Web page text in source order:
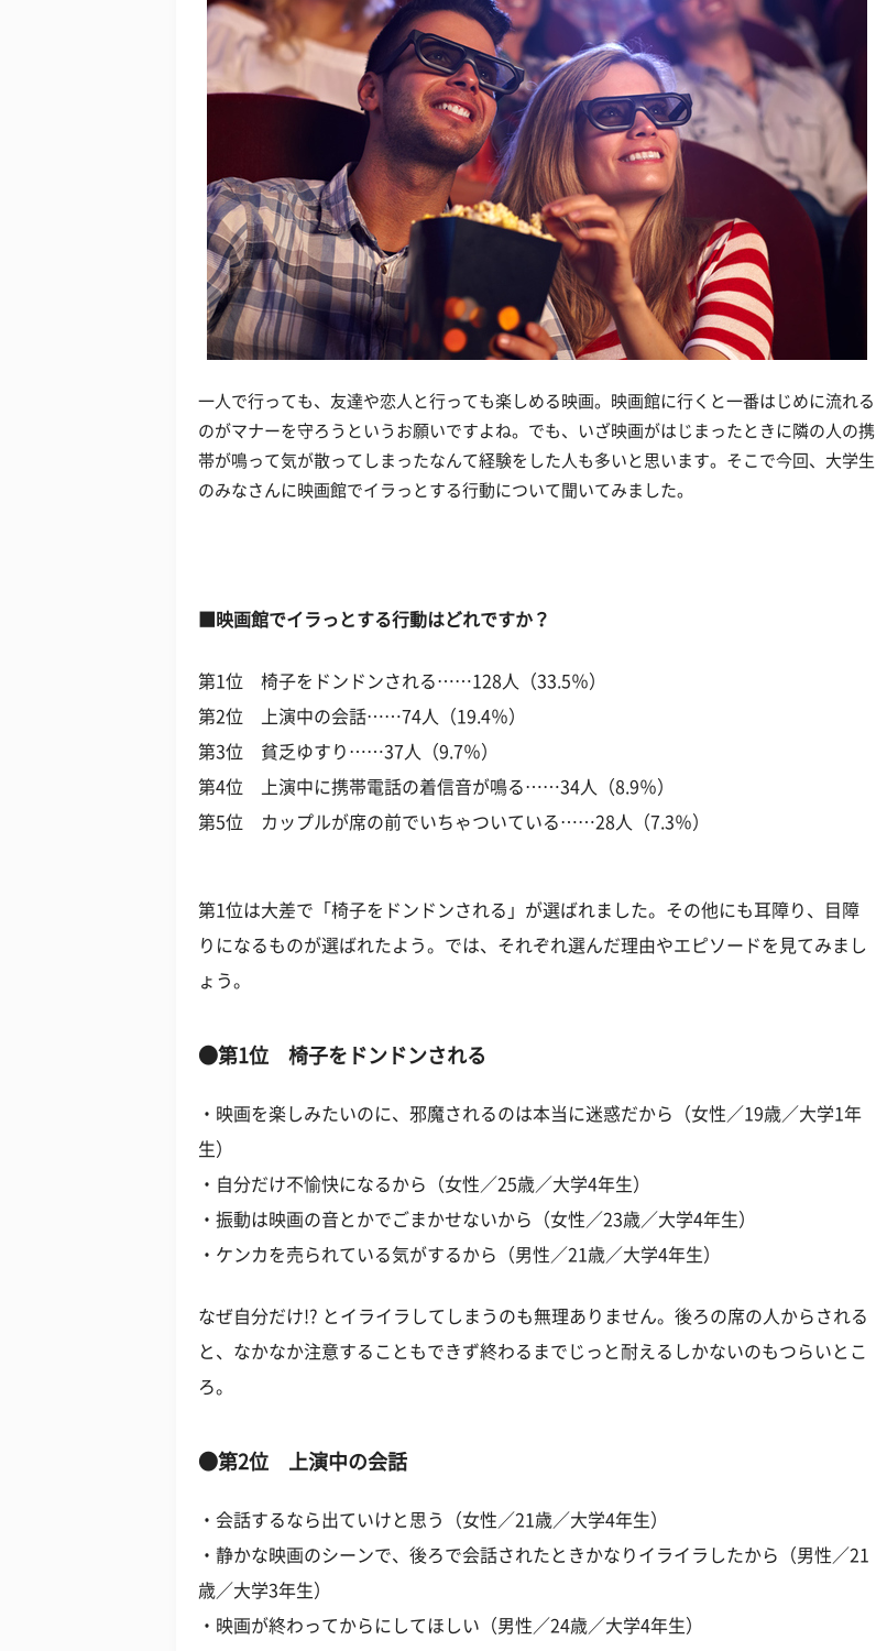
一人で行っても、友達や恋人と行っても楽しめる映画。映画館に行くと一番はじめに流れる
のがマナーを守ろうというお願いですよね。でも、いざ映画がはじまったときに隣の人の携
帯が鳴って気が散ってしまったなんて経験をした人も多いと思います。そこで今回、大学生
のみなさんに映画館でイラっとする行動について聞いてみました。
■映画館でイラっとする行動はどれですか？
第1位 椅子をドンドンされる……128人（33.5％）
第2位 上演中の会話……74人（19.4％）
第3位 貧乏ゆすり……37人（9.7％）
第4位 上演中に携帯電話の着信音が鳴る……34人（8.9％）
第5位 カップルが席の前でいちゃついている……28人（7.3％）
第1位は大差で「椅子をドンドンされる」が選ばれました。その他にも耳障り、目障
りになるものが選ばれたよう。では、それぞれ選んだ理由やエピソードを見てみまし
ょう。
●第1位 椅子をドンドンされる
・映画を楽しみたいのに、邪魔されるのは本当に迷惑だから（女性／19歳／大学1年
生）
・自分だけ不愉快になるから（女性／25歳／大学4年生）
・振動は映画の音とかでごまかせないから（女性／23歳／大学4年生）
・ケンカを売られている気がするから（男性／21歳／大学4年生）
なぜ自分だけ!? とイライラしてしまうのも無理ありません。後ろの席の人からされる
と、なかなか注意することもできず終わるまでじっと耐えるしかないのもつらいとこ
ろ。
●第2位 上演中の会話
・会話するなら出ていけと思う（女性／21歳／大学4年生）
・静かな映画のシーンで、後ろで会話されたときかなりイライラしたから（男性／21
歳／大学3年生）
・映画が終わってからにしてほしい（男性／24歳／大学4年生）